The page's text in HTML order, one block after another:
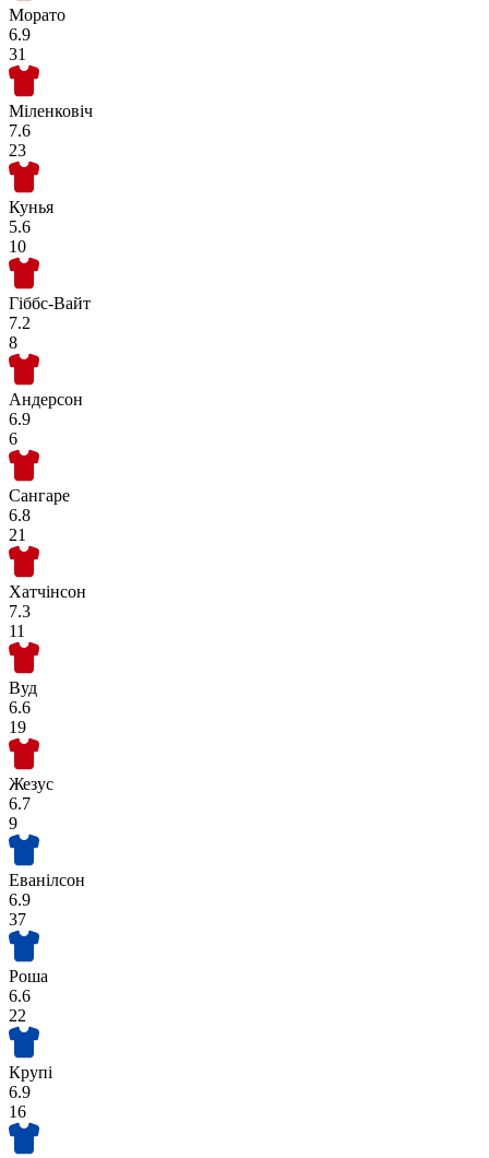
Морато
6.9
31
Міленковіч
7.6
23
Кунья
5.6
10
Гіббс-Вайт
7.2
8
Андерсон
6.9
6
Сангаре
6.8
21
Хатчінсон
7.3
11
Вуд
6.6
19
Жезус
6.7
9
Еванілсон
6.9
37
Роша
6.6
22
Крупі
6.9
16